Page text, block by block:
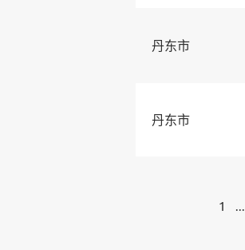
丹东市
丹东市
1 ...